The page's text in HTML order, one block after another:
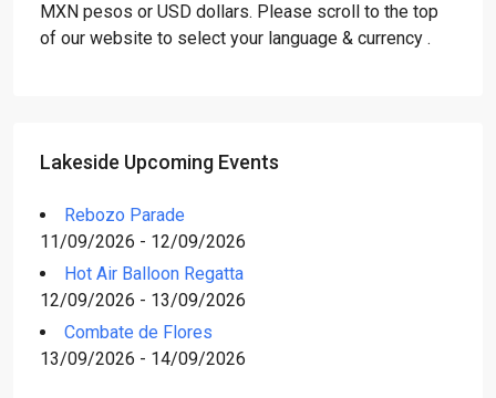
MXN pesos or USD dollars. Please scroll to the top
of our website to select your language & currency .
Lakeside Upcoming Events
Rebozo Parade
11/09/2026 - 12/09/2026
Hot Air Balloon Regatta
12/09/2026 - 13/09/2026
Combate de Flores
13/09/2026 - 14/09/2026